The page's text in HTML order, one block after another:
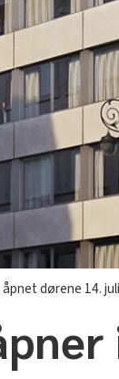
dørene 14.